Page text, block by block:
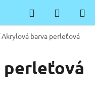
Hledat
KOŠÍK
Akrylová barva perleťová